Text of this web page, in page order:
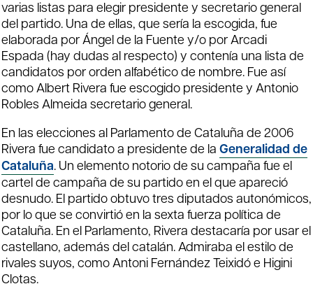
varias listas para elegir presidente y secretario general
del partido. Una de ellas, que sería la escogida, fue
elaborada por Ángel de la Fuente y/o por Arcadi
Espada (hay dudas al respecto) y contenía una lista de
candidatos por orden alfabético de nombre. Fue así
como Albert Rivera fue escogido presidente y Antonio
Robles Almeida secretario general.
En las elecciones al Parlamento de Cataluña de 2006
Rivera fue candidato a presidente de la Generalidad de
Cataluña. Un elemento notorio de su campaña fue el
cartel de campaña de su partido en el que apareció
desnudo.​ El partido obtuvo tres diputados autonómicos,
por lo que se convirtió en la sexta fuerza política de
Cataluña. En el Parlamento, Rivera destacaría por usar el
castellano, además del catalán. ​Admiraba el estilo de
rivales suyos, como Antoni Fernández Teixidó e Higini
Clotas.